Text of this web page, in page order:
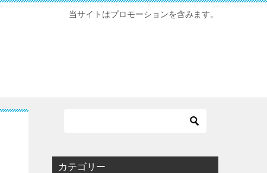
当サイトはプロモーションを含みます。
カテゴリー